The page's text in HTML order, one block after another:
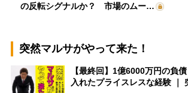
の反転シグナルか？ 市場のムー…
突然マルサがやって来た！
【最終回】1億6000万円の負
入れたプライスレスな経験 ｜